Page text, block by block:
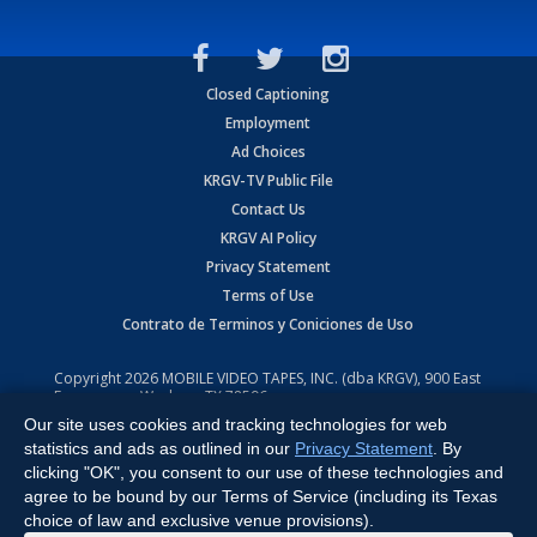
Closed Captioning
Employment
Ad Choices
KRGV-TV Public File
Contact Us
KRGV AI Policy
Privacy Statement
Terms of Use
Contrato de Terminos y Coniciones de Uso
Copyright2026 MOBILE VIDEO TAPES, INC. (dba KRGV), 900 East
Expressway, Weslaco, TX 78596.
All Rights Reserved. Powered by:Ruby Shore Software
Our site uses cookies and tracking technologies for web
statistics and ads as outlined in our Privacy Statement . By
clicking "OK", you consent to our use of these technologies and
agree to be bound by our Terms of Service (including its Texas
choice of law and exclusive venue provisions).